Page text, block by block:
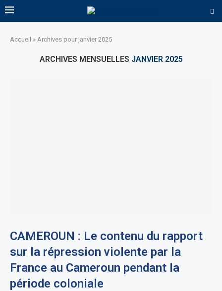
Accueil » Archives pour janvier 2025
ARCHIVES MENSUELLES JANVIER 2025
CAMEROUN : Le contenu du rapport
sur la répression violente par la
France au Cameroun pendant la
période coloniale